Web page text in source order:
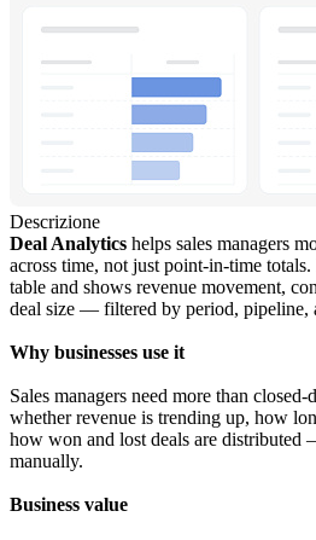
Descrizione
Deal Analytics helps sales managers
across time, not just point-in-time
table and shows revenue movement,
deal size — filtered by period, pipeline,
Why businesses use it
Sales managers need more than
whether revenue is trending up, how
how won and lost deals are
manually.
Business value